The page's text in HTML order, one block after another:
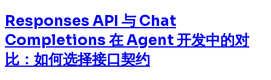
Responses API 与 Chat
Completions 在 Agent 开发中的对
比：如何选择接口契约